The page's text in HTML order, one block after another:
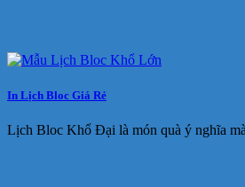
In Lịch Bloc Giá Rẻ
Lịch Bloc Khổ Đại là món quà ý nghĩa